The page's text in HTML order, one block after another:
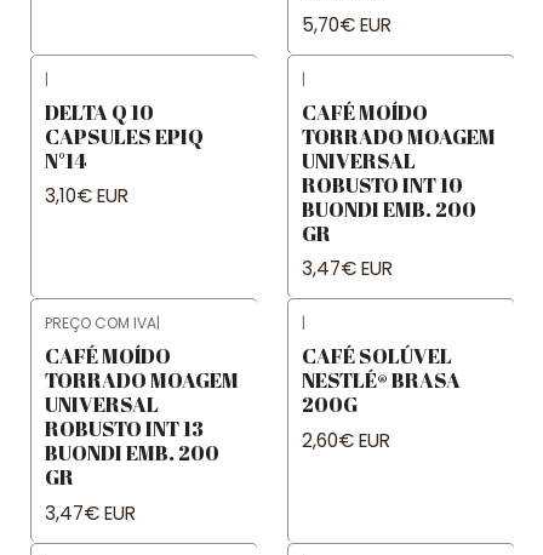
5,70€ EUR
|
DELTA Q 10
CAPSULES EPIQ
N°14
3,10€ EUR
|
CAFÉ MOÍDO
TORRADO MOAGEM
UNIVERSAL
ROBUSTO INT 10
BUONDI EMB. 200
GR
3,47€ EUR
PREÇO COM IVA|
CAFÉ MOÍDO
TORRADO MOAGEM
UNIVERSAL
ROBUSTO INT 13
BUONDI EMB. 200
GR
3,47€ EUR
|
CAFÉ SOLÚVEL
NESTLÉ® BRASA
200G
2,60€ EUR